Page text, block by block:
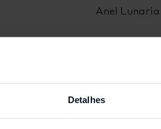
Detalhes
Anel Lunaria